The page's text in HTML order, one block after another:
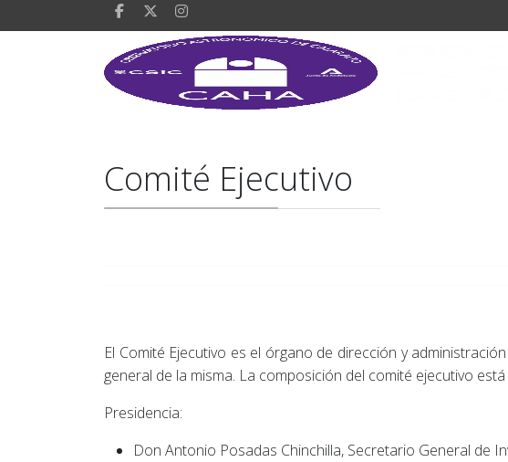
Comité Ejecutivo
El Comité Ejecutivo es el órgano de dirección y
general de la misma. La composición del comité ejecutivo
Presidencia:
Don Antonio Posadas Chinchilla, Secretario General de